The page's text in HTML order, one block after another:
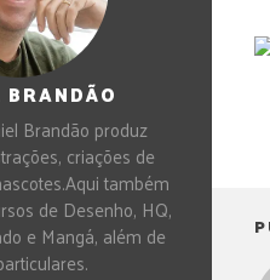
Brandão produz
criações de
também
de Desenho, HQ,
e Mangá, além de